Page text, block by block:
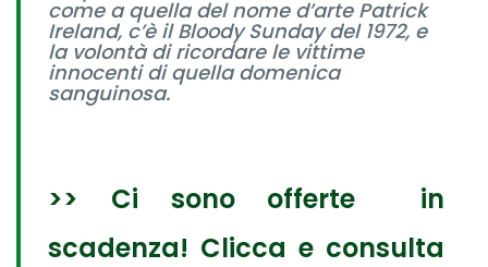
come a quella del nome d’arte Patrick
Ireland, c’è il Bloody Sunday del 1972, e
la volontà di ricordare le vittime
innocenti di quella domenica
sanguinosa.
>> Ci sono offerte in
scadenza! Clicca e consulta